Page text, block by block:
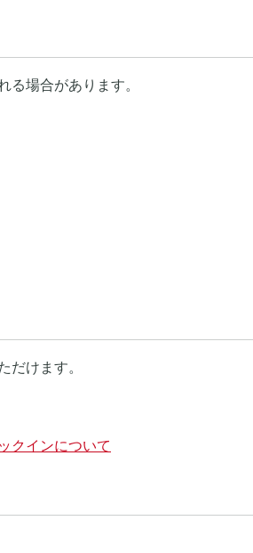
場合があります。
だけます。
クインについて